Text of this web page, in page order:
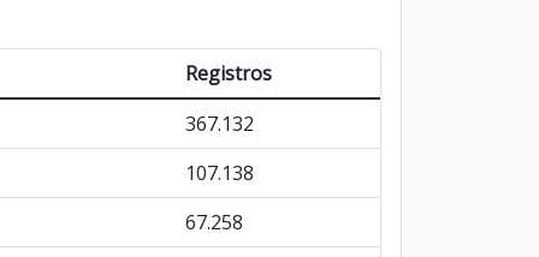
Registros
367.132
107.138
67.258